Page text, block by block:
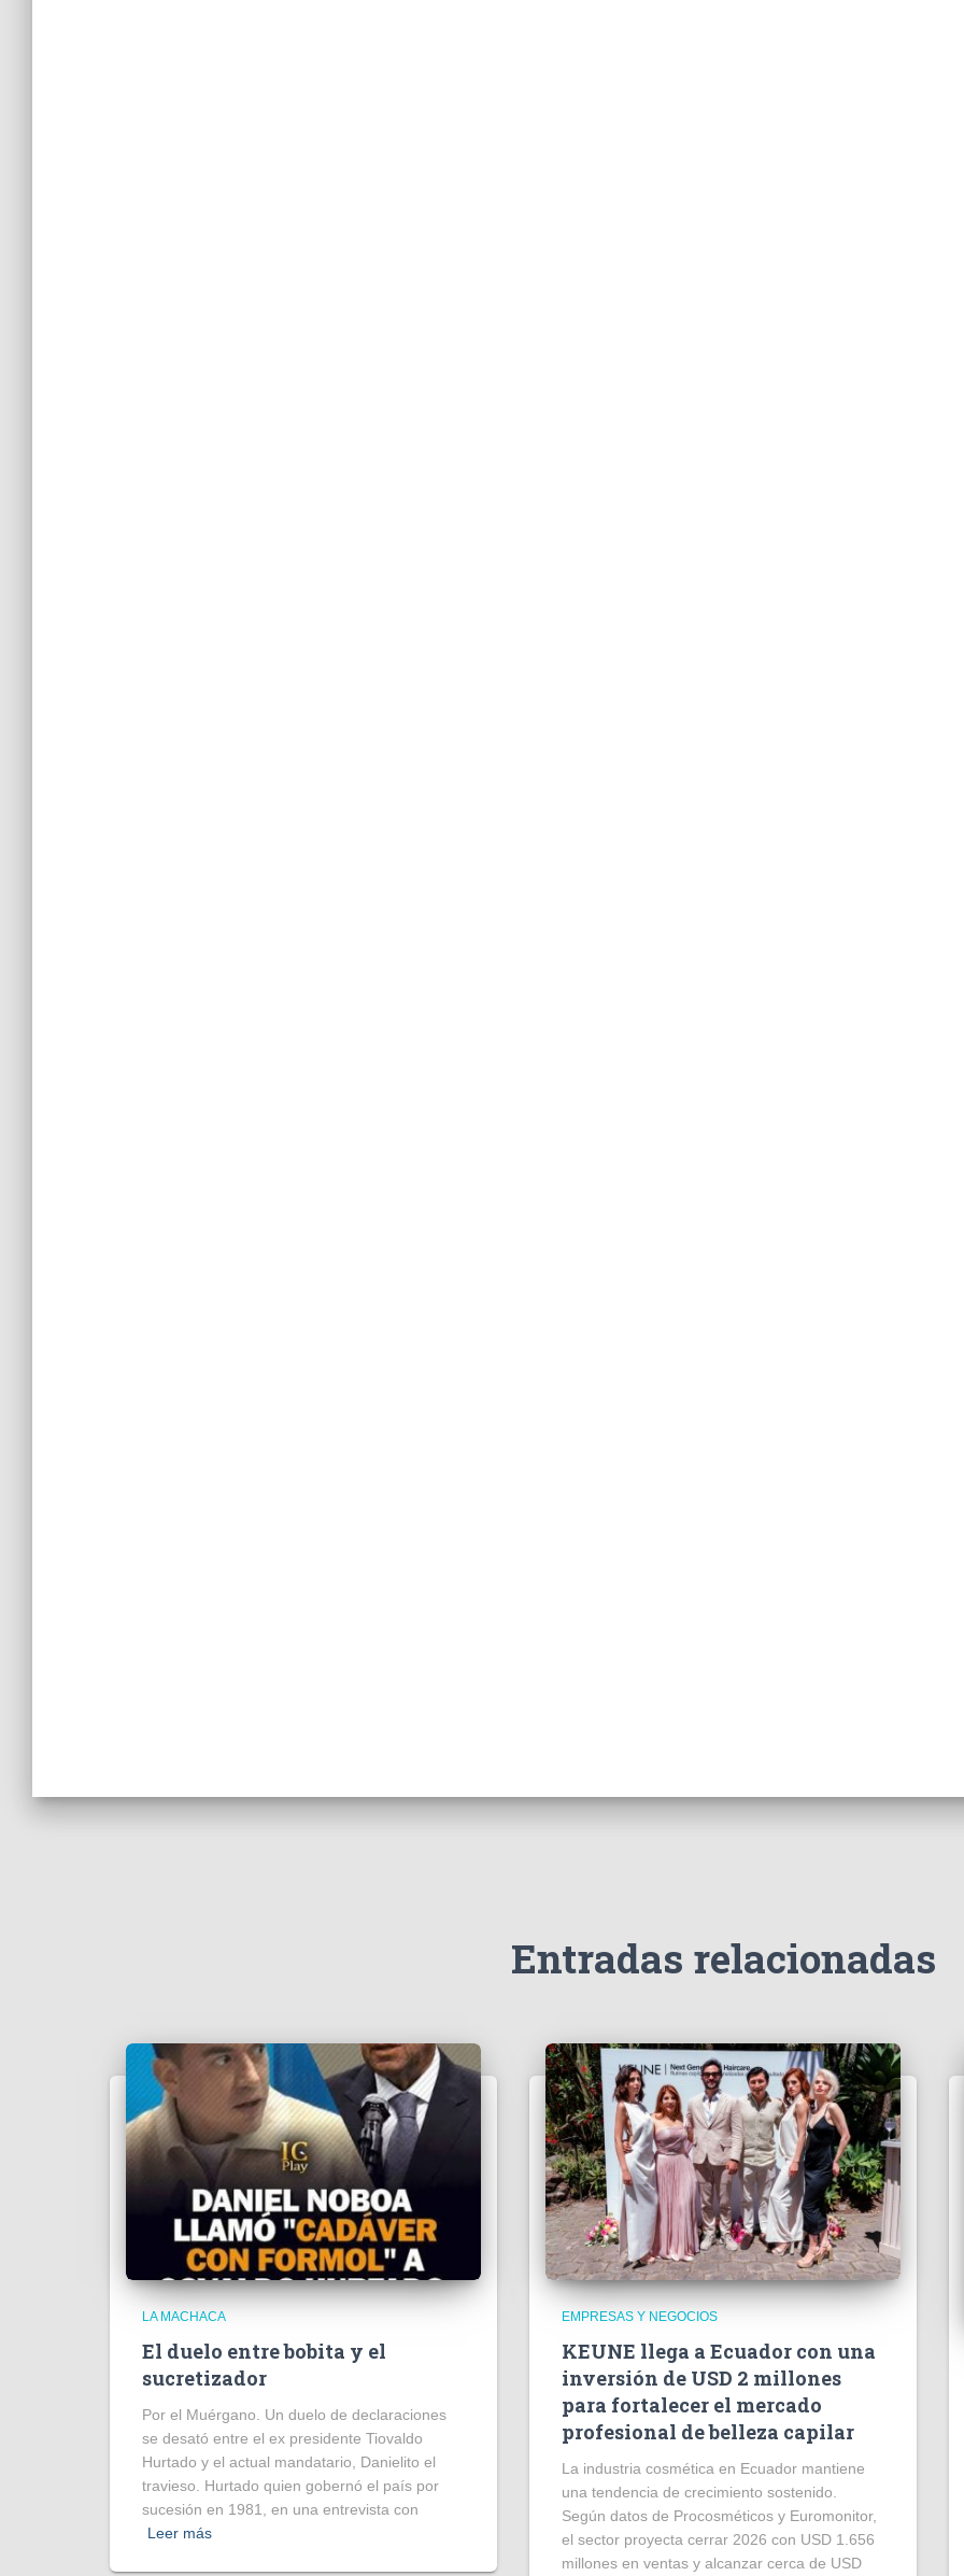
Entradas relacionadas
LA MACHACA
El duelo entre bobita y el
sucretizador
Por el Muérgano. Un duelo de declaraciones
se desató entre el ex presidente Tiovaldo
Hurtado y el actual mandatario, Danielito el
travieso. Hurtado quien gobernó el país por
sucesión en 1981, en una entrevista con
Leer más
EMPRESAS Y NEGOCIOS
KEUNE llega a Ecuador con una
inversión de USD 2 millones
para fortalecer el mercado
profesional de belleza capilar
La industria cosmética en Ecuador mantiene
una tendencia de crecimiento sostenido.
Según datos de Procosméticos y Euromonitor,
el sector proyecta cerrar 2026 con USD 1.656
millones en ventas y alcanzar cerca de USD